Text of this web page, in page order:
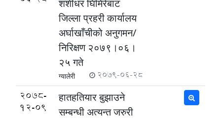
शशीधर घिमिरेबाट
जिल्ला प्रहरी कार्यालय
अर्घाखाँचीको अनुगमन/
निरिक्षण २०७९।०६।
२५ गते
ग्यालेरी 2079-06-28
2078-
12-09
हातहतियार बुझाउने
सम्बन्धी अत्यन्त जरुरी